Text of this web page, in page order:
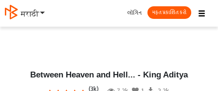
தமிழ் ☰
લૉગિન મફત પ્રકાશિત કરો
Between Heaven and Hell... - King Aditya